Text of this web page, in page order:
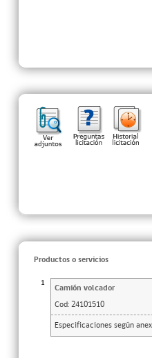
Productos o servicios
1 Camión volcador
Cod: 24101510
Especificaciones según